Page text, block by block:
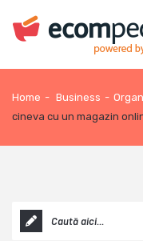
Home - Business -
cineva cu un magazin